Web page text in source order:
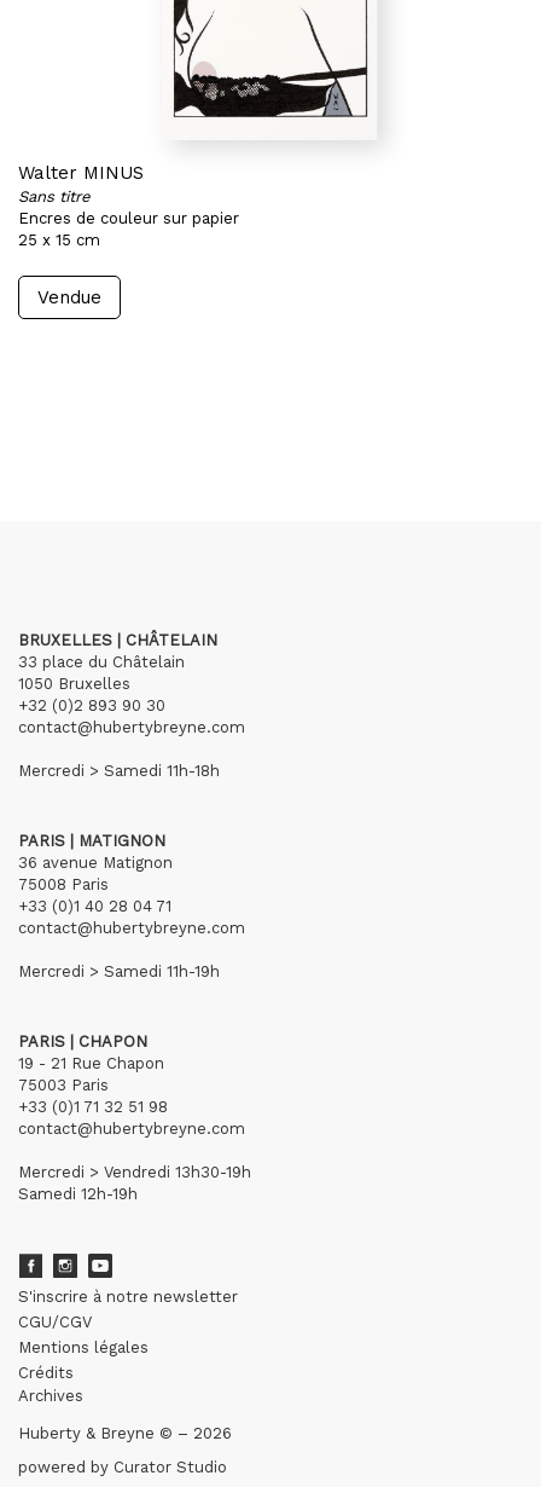
Walter MINUS
Sans titre
Encres de couleur sur papier
25 x 15 cm
Vendue
BRUXELLES | CHÂTELAIN
33 place du Châtelain
1050 Bruxelles
+32 (0)2 893 90 30
contact@hubertybreyne.com
Mercredi > Samedi 11h-18h
PARIS | MATIGNON
36 avenue Matignon
75008 Paris
+33 (0)1 40 28 04 71
contact@hubertybreyne.com
Mercredi > Samedi 11h-19h
PARIS | CHAPON
19 - 21 Rue Chapon
75003 Paris
+33 (0)1 71 32 51 98
contact@hubertybreyne.com
Mercredi > Vendredi 13h30-19h
Samedi 12h-19h
S'inscrire à notre newsletter
CGU/CGV
Mentions légales
Crédits
Archives
Huberty & Breyne © – 2026
powered by Curator Studio